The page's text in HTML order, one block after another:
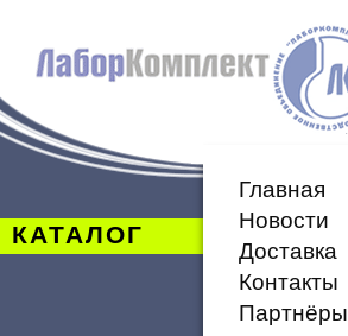
КАТАЛОГ
Главная
Новости
Доставка
Контакты
Партнёры